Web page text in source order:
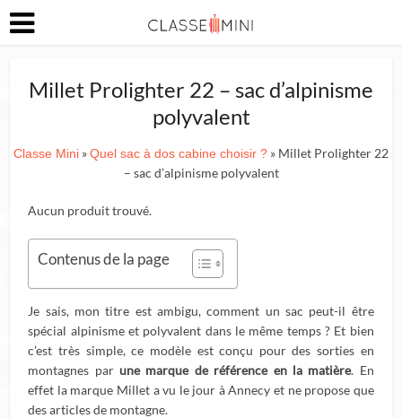
Millet Prolighter 22 – sac d’alpinisme
polyvalent
Classe Mini »Quel sac à dos cabine choisir ? » Millet Prolighter 22
– sac d’alpinisme polyvalent
Aucun produit trouvé.
Contenus de la page
Je sais, mon titre est ambigu, comment un sac peut-il être
spécial alpinisme et polyvalent dans le même temps ? Et bien
c’est très simple, ce modèle est conçu pour des sorties en
montagnes parune marque de référence en la matière. En
effet la marque Millet a vu le jour à Annecy et ne propose que
des articles de montagne.